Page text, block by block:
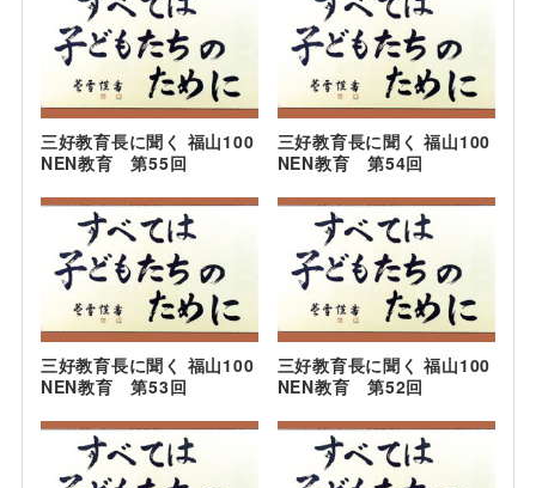
三好教育長に聞く 福山100
NEN教育 第55回
三好教育長に聞く 福山100
NEN教育 第54回
三好教育長に聞く 福山100
NEN教育 第53回
三好教育長に聞く 福山100
NEN教育 第52回